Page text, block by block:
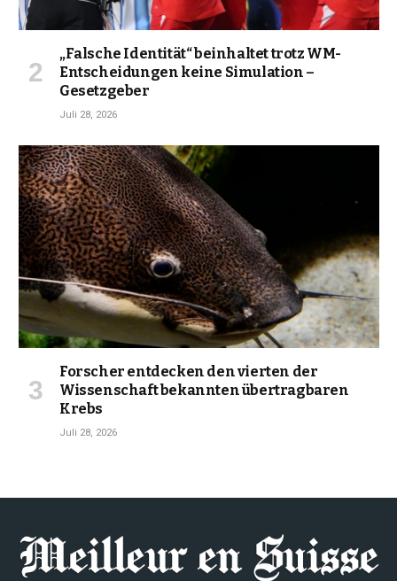
„Falsche Identität“ beinhaltet trotz WM-
Entscheidungen keine Simulation –
Gesetzgeber
Juli 28, 2026
Forscher entdecken den vierten der
Wissenschaft bekannten übertragbaren
Krebs
Juli 28, 2026